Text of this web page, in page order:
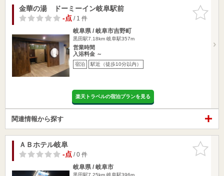
お気に入
りに追加
金華の湯 ドーミーイン岐阜駅前
-点/ 1 件
岐阜県 / 岐阜市吉野町
黒田駅7.18km 岐阜駅357m
営業時間
入浴料金 ～
宿泊 駅近（徒歩10分以内）
楽天トラベルの宿泊プランを見る
関連情報から探す
お気に入
りに追加
ＡＢホテル岐阜
-点/ 0 件
岐阜県 / 岐阜市
黒田駅7.25km 岐阜駅396m